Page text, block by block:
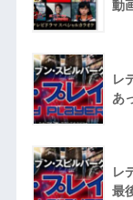
動
レ
あ
レ
最